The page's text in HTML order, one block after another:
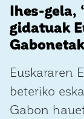
Ihes-gela,
gidatuak
Euskararen
beteriko
Gabon